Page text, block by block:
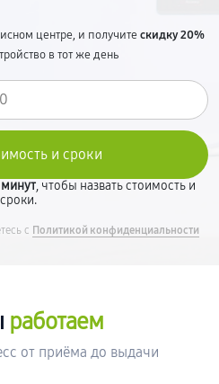
центре, и получитескидку 20%
в тот же день
, чтобы назвать стоимость и
сроки.
с Политикой конфиденциальности
работаем
от приёма до выдачи